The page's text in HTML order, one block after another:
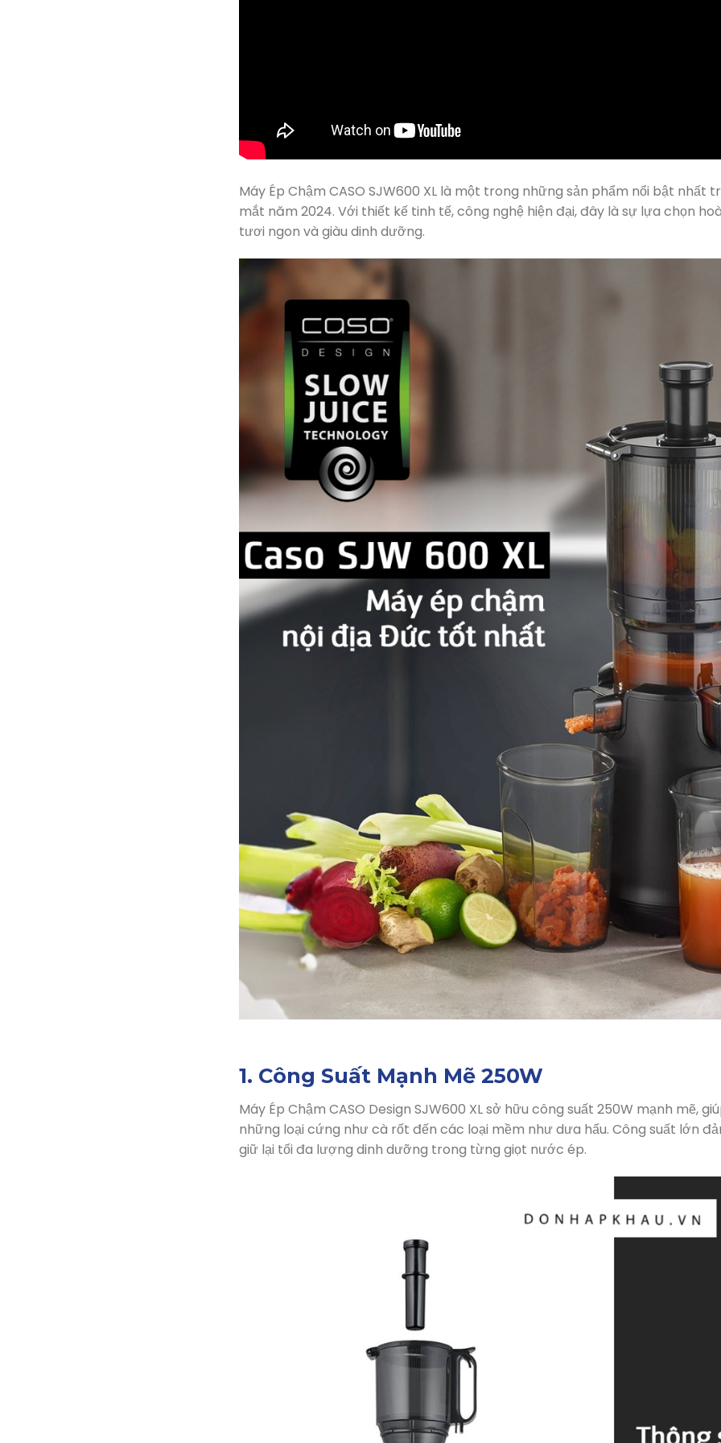
Máy Ép Chậm CASO SJW600 XL là một trong những sản phẩm nổi bật
mắt năm 2024. Với thiết kế tinh tế, công nghệ hiện đại, đây là sự lựa chọn
tươi ngon và giàu dinh dưỡng.
1. Công Suất Mạnh Mẽ 250W
Máy Ép Chậm CASO Design SJW600 XL sở hữu công suất 250W mạnh mẽ,
những loại cứng như cà rốt đến các loại mềm như dưa hấu. Công suất lớn
giữ lại tối đa lượng dinh dưỡng trong từng giọt nước ép.